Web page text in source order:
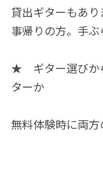
貸出ギターもあ
事帰りの方。手ぶ
★ ギター選びか
ターか
無料体験時に両方